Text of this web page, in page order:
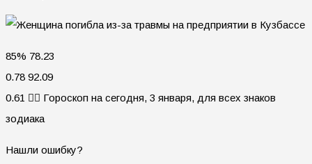
85% 78.23
0.78 92.09
0.61 🧙‍♀ Гороскоп на сегодня, 3 января, для всех знаков
зодиака
Нашли ошибку?